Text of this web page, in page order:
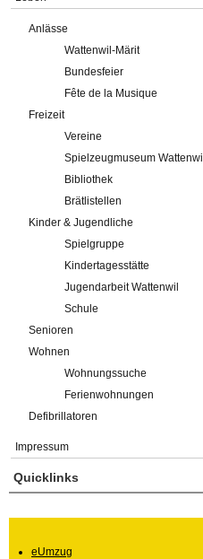
Anlässe
Wattenwil-Märit
Bundesfeier
Fête de la Musique
Freizeit
Vereine
Spielzeugmuseum Wattenwil
Bibliothek
Brätlistellen
Kinder & Jugendliche
Spielgruppe
Kindertagesstätte
Jugendarbeit Wattenwil
Schule
Senioren
Wohnen
Wohnungssuche
Ferienwohnungen
Defibrillatoren
Impressum
Quicklinks
eUmzug